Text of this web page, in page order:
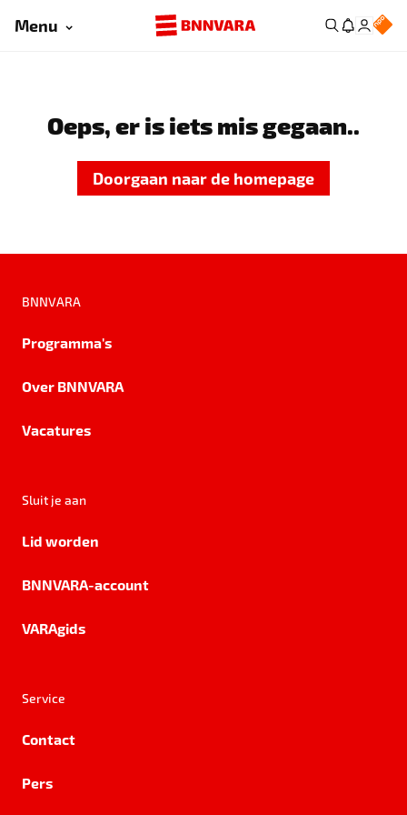
Menu
Oeps, er is iets mis gegaan..
Doorgaan naar de homepage
BNNVARA
Programma's
Over BNNVARA
Vacatures
Sluit je aan
Lid worden
BNNVARA-account
VARAgids
Service
Contact
Pers